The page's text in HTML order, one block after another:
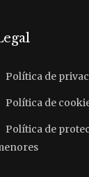
Política de
Política de
Política de